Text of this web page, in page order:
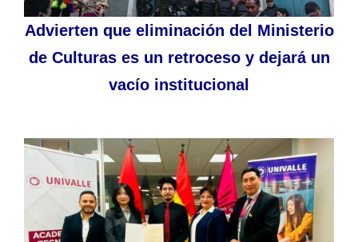
Advierten que eliminación del Ministerio
de Culturas es un retroceso y dejará un
vacío institucional